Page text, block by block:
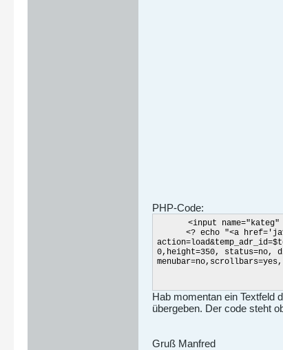
PHP-Code:
<input name="kateg"
<? echo "<a
0,height=350, status=no,
<img src=\"../img/
Hab momentan ein Textfeld
übergeben. Der code steht
Gruß Manfred